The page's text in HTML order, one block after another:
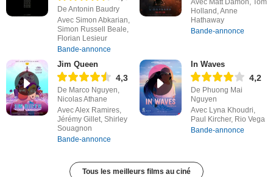
De Antonin Baudry
Avec Simon Abkarian,
Simon Russell Beale,
Florian Lesieur
Bande-annonce
Avec Matt Damon, Tom
Holland, Anne
Hathaway
Bande-annonce
Jim Queen
4,3
De Marco Nguyen,
Nicolas Athane
Avec Alex Ramires,
Jérémy Gillet, Shirley
Souagnon
Bande-annonce
In Waves
4,2
De Phuong Mai
Nguyen
Avec Lyna Khoudri,
Paul Kircher, Rio Vega
Bande-annonce
Tous les meilleurs films au ciné